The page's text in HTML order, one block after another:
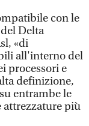
con le
Delta
«di
all'interno del
processori e
definizione,
entrambe le
attrezzature più